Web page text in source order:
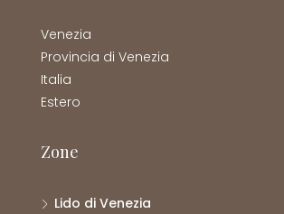
Venezia
Provincia di Venezia
Italia
Estero
Zone
Lido di Venezia